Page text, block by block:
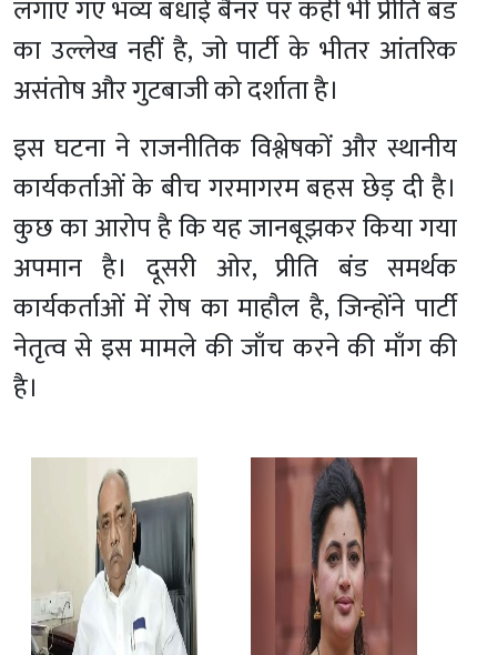
लगाए गए भव्य बधाई बैनर पर कहीं भी प्रीति बंड
का उल्लेख नहीं है, जो पार्टी के भीतर आंतरिक
असंतोष और गुटबाजी को दर्शाता है।
इस घटना ने राजनीतिक विश्लेषकों और स्थानीय
कार्यकर्ताओं के बीच गरमागरम बहस छेड़ दी है।
कुछ का आरोप है कि यह जानबूझकर किया गया
अपमान है। दूसरी ओर, प्रीति बंड समर्थक
कार्यकर्ताओं में रोष का माहौल है, जिन्होंने पार्टी
नेतृत्व से इस मामले की जाँच करने की माँग की
है।